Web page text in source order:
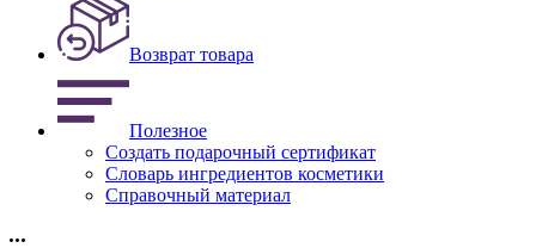
Возврат товара
Полезное
Создать подарочный сертификат
Словарь ингредиентов косметики
Справочный материал